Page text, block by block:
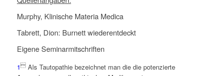
Murphy, Klinische Materia Medica
Tabrett, Dion: Burnett wiederentdeckt
Eigene Seminarmitschriften
1Als Tautopathie bezeichnet man die die potenzierte